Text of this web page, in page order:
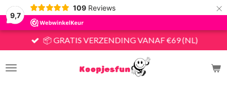
9,7
109 Reviews ×
📦 GRATIS VERZENDING VANAF €69 (NL)